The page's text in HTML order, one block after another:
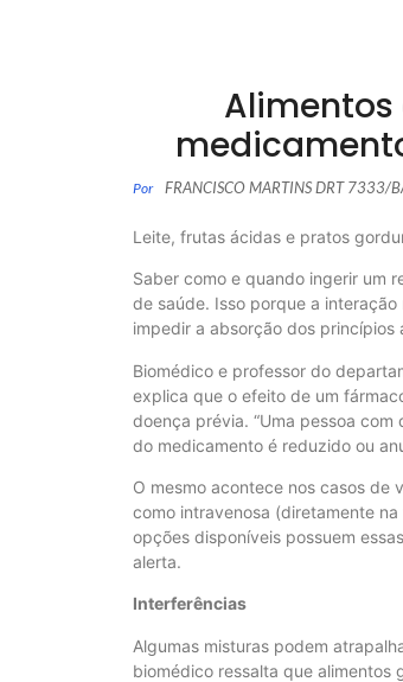
Por FRANCISCO MARTINS DRT 7333/
Leite, frutas ácidas e pratos
Saber como e quando ingerir um
de saúde. Isso porque a
impedir a absorção dos
Biomédico e professor do
explica que o efeito de um
doença prévia. “Uma pessoa
do medicamento é reduzido ou
O mesmo acontece nos casos de
como intravenosa (diretamente
opções disponíveis possuem
alerta.
Interferências
Algumas misturas podem
biomédico ressalta que alimentos